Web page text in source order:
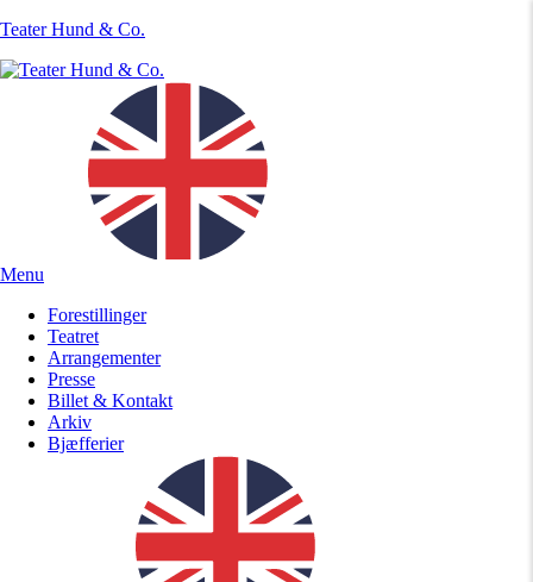
Teater Hund & Co.
Menu
Forestillinger
Teatret
Arrangementer
Presse
Billet & Kontakt
Arkiv
Bjæfferier